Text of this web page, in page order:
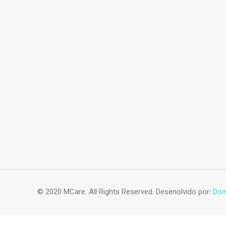
© 2020 MCare. All Rights Reserved. Desenolvido por: